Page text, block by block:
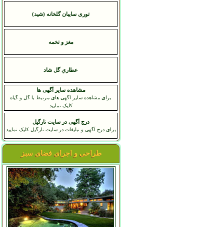
توری سایبان گلخانه (شید)
مغز و تخمه
عطاري گل شاد
مشاهده سایر آگهی ها
برای مشاهده سایر آگهی های مرتبط با گل و گیاه
کلیک نمایید
درج آگهی در سایت نارگیل
برای درج آگهی و تبلیغات در سایت نارگیل کلیک نمایید
طراحی و اجرای فضای سبز